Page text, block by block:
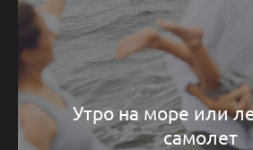
Утро на море или
самолет